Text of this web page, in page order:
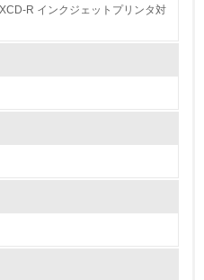
いる
把握し、順守している
R インクジェットプリンタ対